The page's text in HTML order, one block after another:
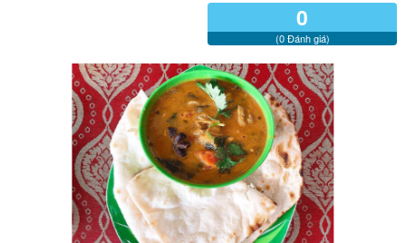
0
(0 Đánh giá)